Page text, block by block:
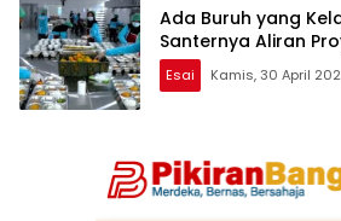
Ada Buruh yang
Santernya Aliran
Esai Kamis, 30 April